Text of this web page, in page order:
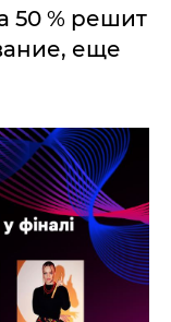
50 % решит
еще